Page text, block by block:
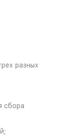
разных
сбора